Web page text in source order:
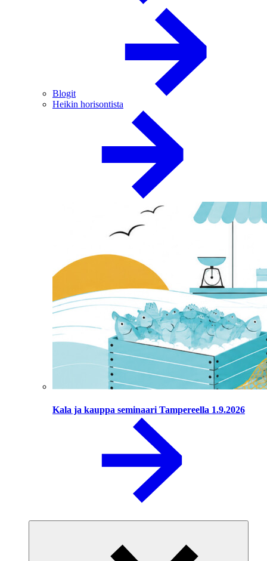
Blogit
Heikin horisontista
Kala ja kauppa seminaari Tampereella 1.9.2026